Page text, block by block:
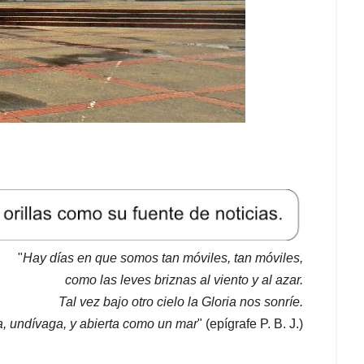
"Hay días en que somos tan móviles, tan móviles,
como las leves briznas al viento y al azar.
Tal vez bajo otro cielo la Gloria nos sonríe.
undívaga, y abierta como un mar" (epígrafe P. B. J.)